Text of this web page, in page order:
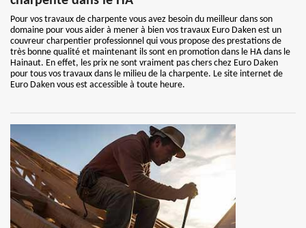
Pour vos travaux de charpente vous avez besoin du meilleur dans son
domaine pour vous aider à mener à bien vos travaux Euro Daken est un
couvreur charpentier professionnel qui vous propose des prestations de
très bonne qualité et maintenant ils sont en promotion dans le HA dans le
Hainaut. En effet, les prix ne sont vraiment pas chers chez Euro Daken
pour tous vos travaux dans le milieu de la charpente. Le site internet de
Euro Daken vous est accessible à toute heure.